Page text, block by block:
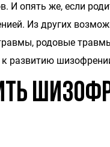
И опять же, если
Из других
родовые
к развитию